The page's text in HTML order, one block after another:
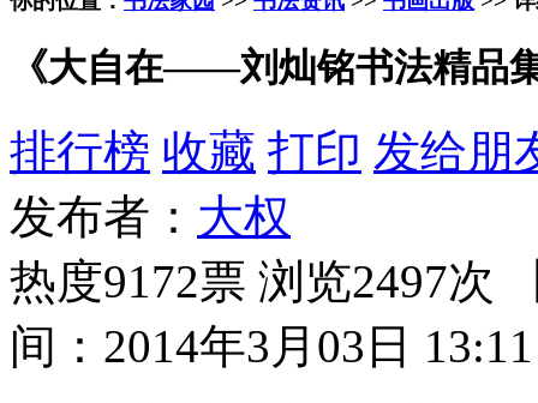
《大自在——刘灿铭书法精品
排行榜 收藏 打印 发给朋
发布者： 大权
热度9172票 浏览2497次
间：2014年3月03日 13:11